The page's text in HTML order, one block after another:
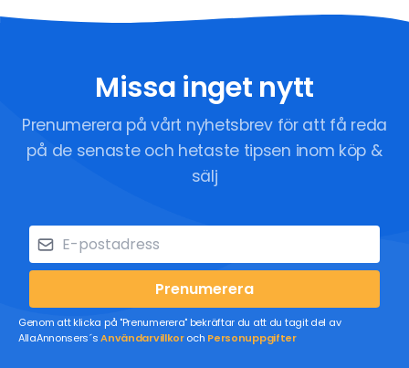
Missa inget nytt
Prenumerera på vårt nyhetsbrev för att få reda
på de senaste och hetaste tipsen inom köp &
sälj
Prenumerera
Genom att klicka på "Prenumerera" bekräftar du att du tagit del av
AllaAnnonsers´sAnvändarvillkoroch Personuppgifter